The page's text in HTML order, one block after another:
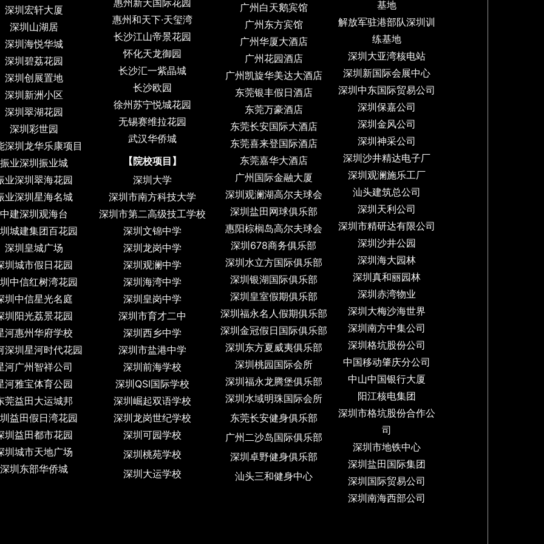
深圳宏轩大厦
深圳山湖居
深圳海悦华城
深圳碧荔花园
深圳创展置地
深圳新洲小区
深圳翠湖花园
深圳彩世园
深圳龙华乐康项目
振业深圳振业城
业深圳翠海花园
业深圳星海名城
中建深圳观海台
城建集团百花园
深圳皇城广场
圳城市假日花园
中信红树湾花园
圳中信星光名庭
圳阳光荔景花园
河惠州华府学校
深圳星河时代花园
河广州智祥公司
河雅宝体育公园
莞益田大运城邦
益田假日湾花园
圳益田都市花园
圳城市天地广场
深圳东部华侨城
惠州新天国际花园
惠州和天下·天玺湾
长沙江山帝景花园
怀化天龙御园
长沙汇一紫晶城
长沙欧园
徐州苏宁悦城花园
无锡赛维拉花园
武汉华侨城
【院校项目】
深圳大学
深圳市南方科技大学
深圳市第二高级技工学校
深圳文锦中学
深圳龙岗中学
深圳观澜中学
深圳海湾中学
深圳皇岗中学
深圳市育才二中
深圳西乡中学
深圳市盐港中学
深圳前海学校
深圳QSI国际学校
深圳崛起双语学校
深圳龙岗世纪学校
深圳可园学校
深圳桃苑学校
深圳大运学校
广州白天鹅宾馆
广州东方宾馆
广州华厦大酒店
广州花园酒店
广州凯旋华美达大酒店
东莞银丰假日酒店
东莞万豪酒店
东莞长安国际大酒店
东莞喜来登国际酒店
东莞嘉华大酒店
广州国际金融大厦
深圳观澜湖高尔夫球会
深圳盐田网球俱乐部
惠阳棕榈岛高尔夫球会
深圳678商务俱乐部
深圳水立方国际俱乐部
深圳银湖国际俱乐部
深圳皇室假期俱乐部
深圳福永名人假期俱乐部
深圳金冠假日国际俱乐部
深圳东方夏威夷俱乐部
深圳桃园国际会所
深圳福永龙腾堡俱乐部
深圳水域明珠国际会所
东莞长安健身俱乐部
广州二沙岛国际俱乐部
深圳卓野健身俱乐部
汕头三和健身中心
基地
解放军驻港部队深圳训
练基地
深圳大亚湾核电站
深圳新国际会展中心
深圳中东国际贸易公司
深圳保嘉公司
深圳金风公司
深圳神采公司
深圳沙井精达电子厂
深圳观澜施乐工厂
汕头建筑总公司
深圳天利公司
深圳市精研达有限公司
深圳沙井公园
深圳海大园林
深圳真和丽园林
深圳赤湾物业
深圳大梅沙海世界
深圳南方中集公司
深圳格坑股份公司
中国移动肇庆分公司
中山中国银行大厦
阳江核电集团
深圳市格坑股份合作公
司
深圳市地铁中心
深圳盐田国际集团
深圳国际贸易公司
深圳南海西部公司